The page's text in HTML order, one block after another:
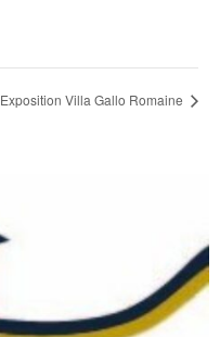
Exposition Villa Gallo Romaine